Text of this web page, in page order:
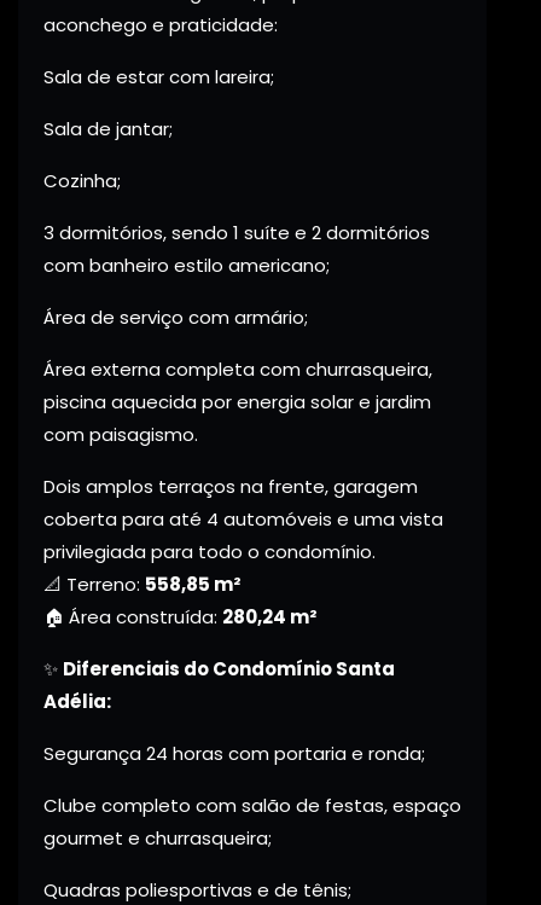
aconchego e praticidade:
Sala de estar com lareira;
Sala de jantar;
Cozinha;
3 dormitórios, sendo 1 suíte e 2 dormitórios
com banheiro estilo americano;
Área de serviço com armário;
Área externa completa com churrasqueira,
piscina aquecida por energia solar e jardim
com paisagismo.
Dois amplos terraços na frente, garagem
coberta para até 4 automóveis e uma vista
privilegiada para todo o condomínio.
📐 Terreno: 558,85 m²
🏠 Área construída: 280,24 m²
✨ Diferenciais do Condomínio Santa
Adélia:
Segurança 24 horas com portaria e ronda;
Clube completo com salão de festas, espaço
gourmet e churrasqueira;
Quadras poliesportivas e de tênis;